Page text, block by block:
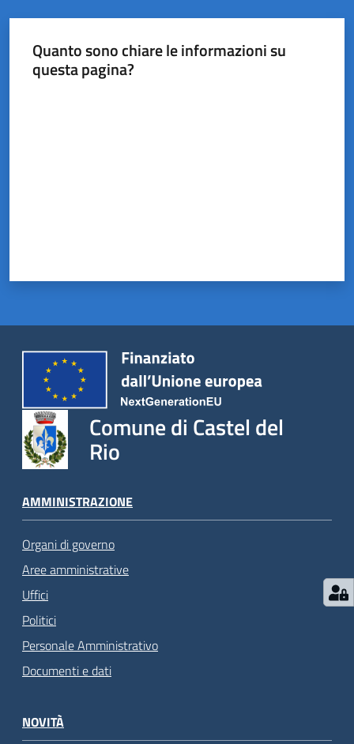
RioQuanto sono chiare le informazioni su
questa pagina?
Comune di Castel del
Rio
AMMINISTRAZIONE
Organi di governo
Aree amministrative
Uffici
Politici
Personale Amministrativo
Documenti e dati
NOVITÀ